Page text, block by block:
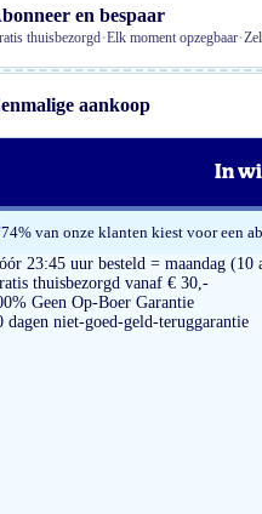
en bespaar
thuisbezorgd·Elk moment opzegbaar·
aankoop
In
74% van onze klanten kiest voor een
23:45 uur besteld = maandag (10
thuisbezorgd vanaf € 30,-
Geen Op-Boer Garantie
dagen niet-goed-geld-teruggarantie